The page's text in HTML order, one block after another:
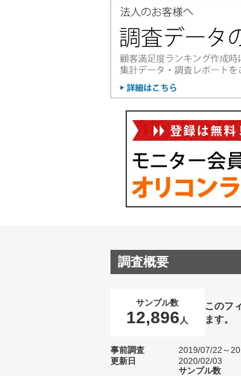
調査概要
サンプル数
12,896 人
このフ
ます。
事前調査
2019/07/22～
更新日
2020/02/03
サンプル数